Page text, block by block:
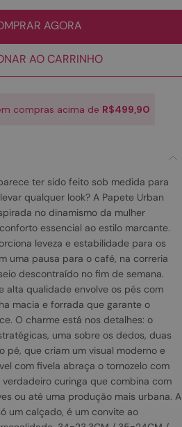
AGORA
AO CARRINHO
compras acima de R$499,90
ter sido feito sob medida para
qualquer look? A Papete Urban
no dinamismo da mulher
essencial ao estilo marcante.
leveza e estabilidade para os
uma pausa para o café, na correria
descontraído no fim de semana.
alta qualidade envolve os pés com
macia e forrada que garante o
O charme está nos detalhes: o
uma sobre os dedos, duas
pé, que criam um visual moderno e
com fivela abraça o tornozelo com
verdadeiro curinga que combina com
ou até uma produção mais urbana. A
um calçado, é um convite ao